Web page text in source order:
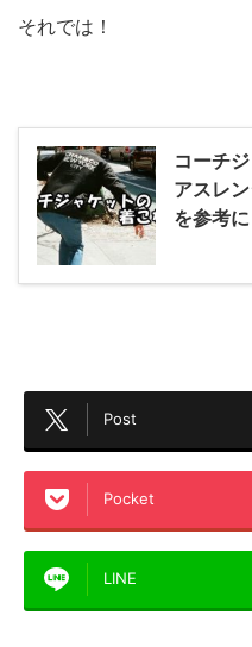
それでは！
コーチ
アスレ
を参考に
Post
Pocket
LINE